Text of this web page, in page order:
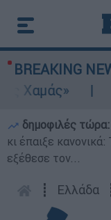
BREAKING
Χαμάς»
δημοφιλές τώρα:
κι έπαιξε
εξέθεσε τον...
┋ Ελλάδα